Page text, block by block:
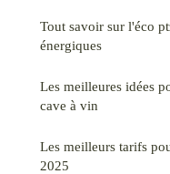
Tout savoir sur l'éco
énergiques
Les meilleures idées
cave à vin
Les meilleurs tarifs
2025